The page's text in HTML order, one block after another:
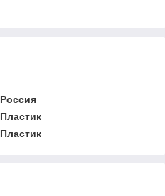
Россия
Пластик
Пластик